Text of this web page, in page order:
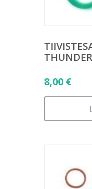
8,00 €